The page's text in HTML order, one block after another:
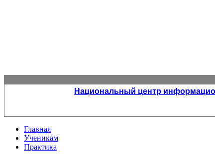
Национальный центр
Главная
Ученикам
Практика